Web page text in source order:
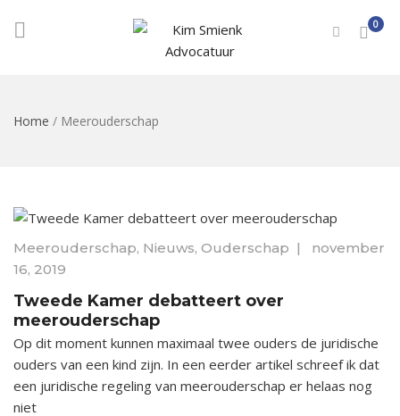
0
Home / Meerouderschap
Meerouderschap, Nieuws, Ouderschap | november
16, 2019
Tweede Kamer debatteert over
meerouderschap
Op dit moment kunnen maximaal twee ouders de juridische
ouders van een kind zijn. In een eerder artikel schreef ik dat
een juridische regeling van meerouderschap er helaas nog
niet